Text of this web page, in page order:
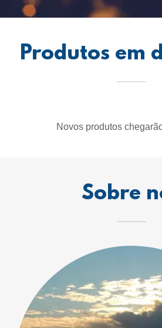
Produtos em
Novos produtos
Sobre